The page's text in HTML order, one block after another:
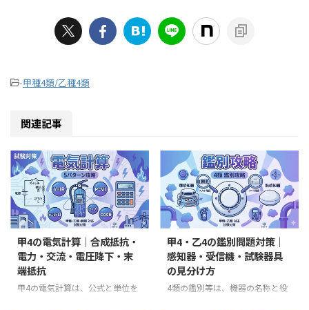
-甲種4類/乙種4類
関連記事
甲4の電気計算｜合成抵抗・
電力・交流・電圧降下・末
端抵抗
甲4の電気計算は、公式と単位を
甲4・乙4の鑑別問題対策｜
感知器・受信機・試験器具
の見分け方
4類の鑑別等は、機器の名称と役